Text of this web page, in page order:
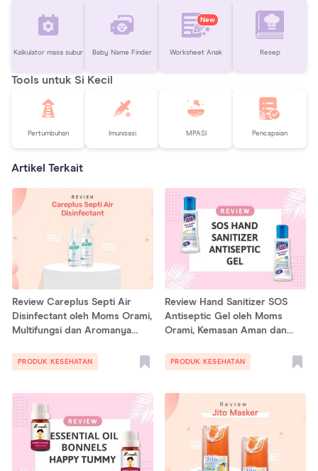
Kalkulator masa subur Baby Name Finder
New
Worksheet Anak Resep
Tools untuk Si Kecil
Pertumbuhan Imunisasi MPASI Pencapaian
Artikel Terkait
Review Careplus Septi Air
Disinfectant oleh Moms Orami,
Multifungsi dan Aromanya
PRODUK KESEHATAN
Review Hand Sanitizer SOS
Antiseptic Gel oleh Moms
Orami, Kemasan Aman dan
PRODUK KESEHATAN